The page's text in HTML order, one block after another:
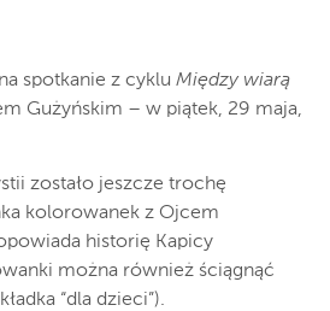
spotkanie z cyklu Między wiarą
Gużyńskim – w piątek, 29 maja,
zostało jeszcze trochę
kolorowanek z Ojcem
historię Kapicy
można również ściągnąć
“dla dzieci”).